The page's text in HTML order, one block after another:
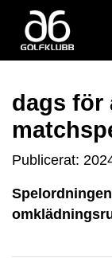
dags för
Publicerat: